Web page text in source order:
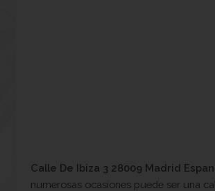
Calle De Ibiza 3 28009 Madrid
numerosas ocasiones puede ser una